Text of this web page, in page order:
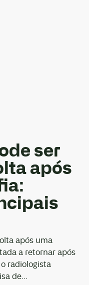
ser
após
após uma
a retornar após
radiologista
de...